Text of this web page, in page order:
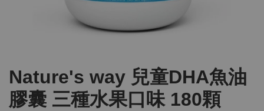
Nature's way 兒童DHA魚油
膠囊 三種水果口味 180顆